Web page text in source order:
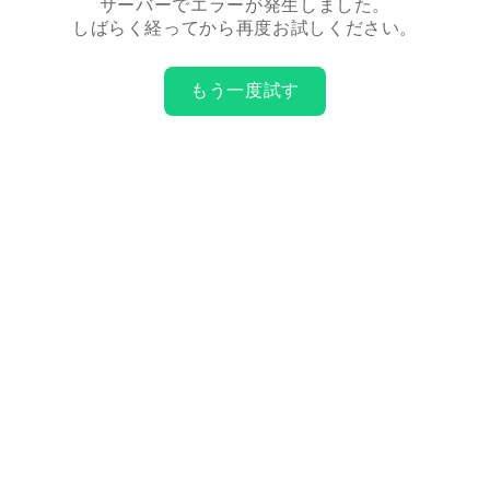
サーバーでエラーが発生しました。
しばらく経ってから再度お試しください。
もう一度試す